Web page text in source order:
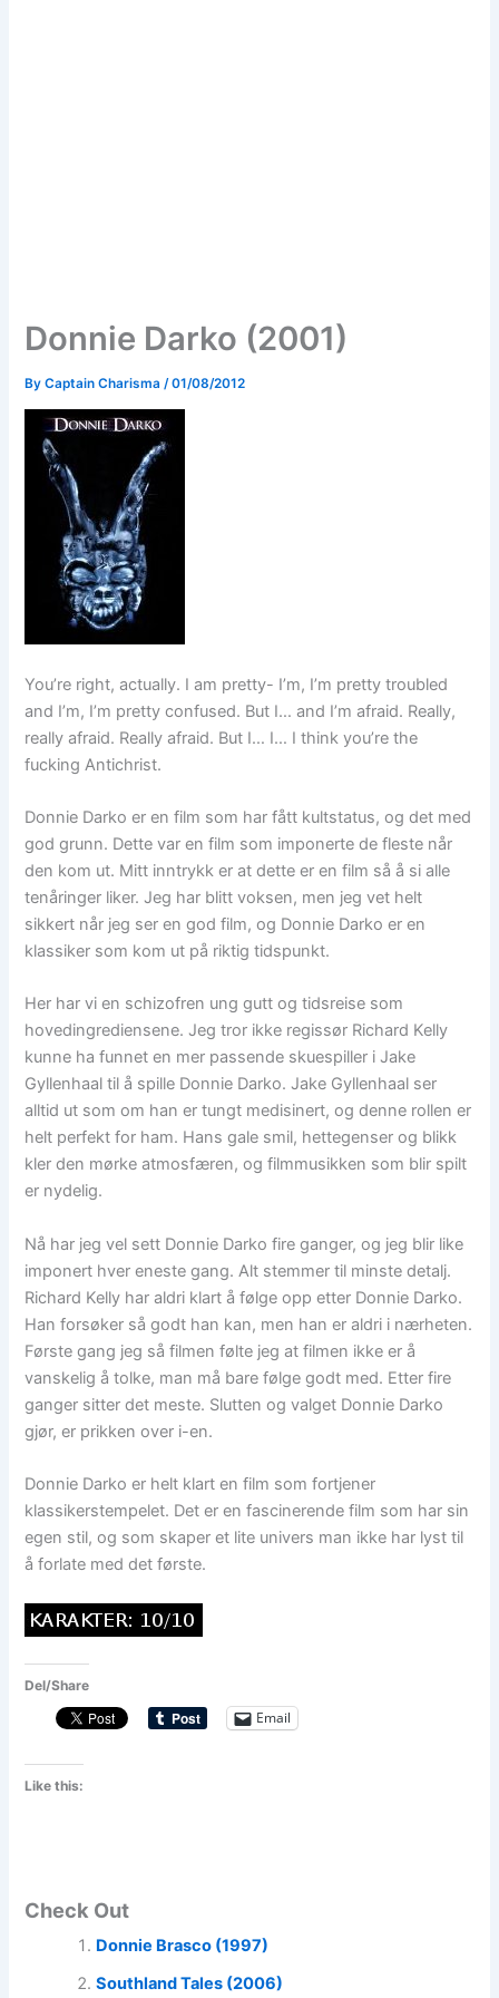
Donnie Darko (2001)
ByCaptain Charisma /01/08/2012
You’re right, actually. I am pretty- I’m, I’m pretty troubled
and I’m, I’m pretty confused. But I… and I’m afraid. Really,
really afraid. Really afraid. But I… I… I think you’re the
fucking Antichrist.
Donnie Darko er en film som har fått kultstatus, og det med
god grunn. Dette var en film som imponerte de fleste når
den kom ut. Mitt inntrykk er at dette er en film så å si alle
tenåringer liker. Jeg har blitt voksen, men jeg vet helt
sikkert når jeg ser en god film, og Donnie Darko er en
klassiker som kom ut på riktig tidspunkt.
Her har vi en schizofren ung gutt og tidsreise som
hovedingrediensene. Jeg tror ikke regissør Richard Kelly
kunne ha funnet en mer passende skuespiller i Jake
Gyllenhaal til å spille Donnie Darko. Jake Gyllenhaal ser
alltid ut som om han er tungt medisinert, og denne rollen er
helt perfekt for ham. Hans gale smil, hettegenser og blikk
kler den mørke atmosfæren, og filmmusikken som blir spilt
er nydelig.
Nå har jeg vel sett Donnie Darko fire ganger, og jeg blir like
imponert hver eneste gang. Alt stemmer til minste detalj.
Richard Kelly har aldri klart å følge opp etter Donnie Darko.
Han forsøker så godt han kan, men han er aldri i nærheten.
Første gang jeg så filmen følte jeg at filmen ikke er å
vanskelig å tolke, man må bare følge godt med. Etter fire
ganger sitter det meste. Slutten og valget Donnie Darko
gjør, er prikken over i-en.
Donnie Darko er helt klart en film som fortjener
klassikerstempelet. Det er en fascinerende film som har sin
egen stil, og som skaper et lite univers man ikke har lyst til
å forlate med det første.
Del/Share
Email
Like this:
Check Out
Donnie Brasco (1997)
Southland Tales (2006)